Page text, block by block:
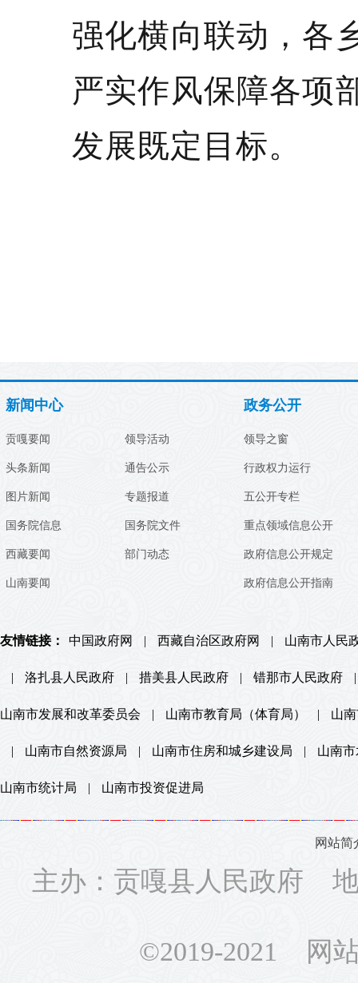
强化横向联动，各
严实作风保障各项
发展既定目标。
新闻中心
贡嘎要闻
头条新闻
图片新闻
国务院信息
西藏要闻
山南要闻
领导活动
通告公示
专题报道
国务院文件
部门动态
政务公开
领导之窗
行政权力运行
五公开专栏
重点领域信息公开
政府信息公开规定
政府信息公开指南
友情链接： 中国政府网 | 西藏自治区政府网 | 山南市人民
| 洛扎县人民政府 | 措美县人民政府 | 错那市人民政府 |
山南市发展和改革委员会 | 山南市教育局（体育局） | 山
| 山南市自然资源局 | 山南市住房和城乡建设局 | 山南
山南市统计局 | 山南市投资促进局
网站简
主办：贡嘎县人民政府
©2019-2021 网